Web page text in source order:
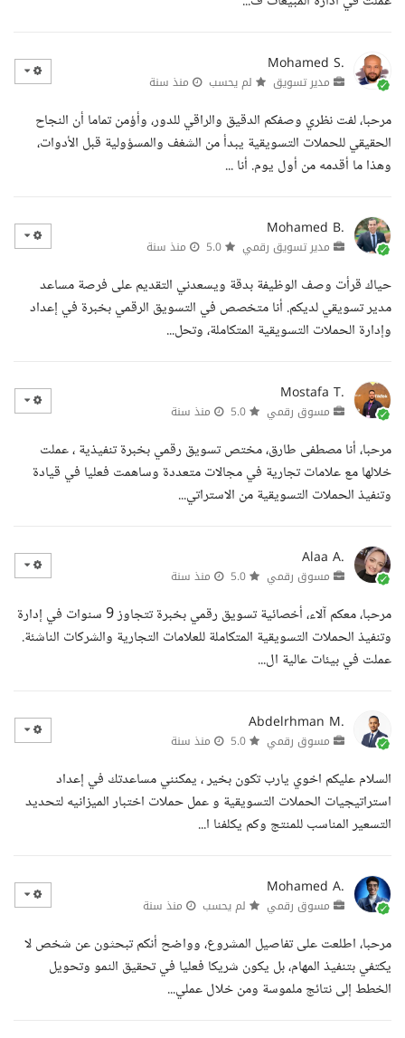
Mohamed S.
مدير تسويق لم يحسب منذ سنة
مرحبا، لفت نظري وصفكم الدقيق والراقي للدور، وأؤمن تماما أن النجاح
الحقيقي للحملات التسويقية يبدأ من الشغف والمسؤولية قبل الأدوات،
وهذا ما أقدمه من أول يوم. أنا ...
Mohamed B.
مدير تسويق رقمي منذ سنة
حياك قرأت وصف الوظيفة بدقة ويسعدني التقديم على فرصة مساعد
مدير تسويقي لديكم. أنا متخصص في التسويق الرقمي بخبرة في إعداد
وإدارة الحملات التسويقية المتكاملة، وتحل...
Mostafa T.
مسوق رقمي منذ سنة
مرحبا، أنا مصطفى طارق، مختص تسويق رقمي بخبرة تنفيذية ، عملت
خلالها مع علامات تجارية في مجالات متعددة وساهمت فعليا في قيادة
وتنفيذ الحملات التسويقية من الاستراتي...
Alaa A.
مسوق رقمي منذ سنة
مرحبا، معكم آلاء، أخصائية تسويق رقمي بخبرة تتجاوز 9 سنوات في إدارة
وتنفيذ الحملات التسويقية المتكاملة للعلامات التجارية والشركات الناشئة.
عملت في بيئات عالية ال...
Abdelrhman M.
مسوق رقمي منذ سنة
السلام عليكم اخوي يارب تكون بخير ، يمكنني مساعدتك في إعداد
استراتيجيات الحملات التسويقية و عمل حملات اختبار الميزانيه لتحديد
التسعير المناسب للمنتج وكم يكلفنا ا...
Mohamed A.
مسوق رقمي لم يحسب منذ سنة
مرحبا، اطلعت على تفاصيل المشروع، وواضح أنكم تبحثون عن شخص لا
يكتفي بتنفيذ المهام، بل يكون شريكا فعليا في تحقيق النمو وتحويل
الخطط إلى نتائج ملموسة ومن خلال عملي...